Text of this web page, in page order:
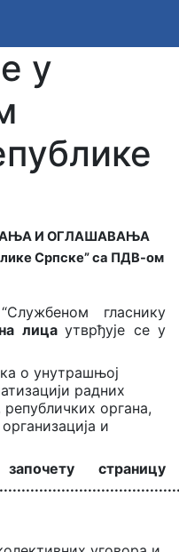
у
И ОГЛАШАВАЊА
Српске” са ПДВ-ом
“Службеном гласнику
лицаутврђује се у
о унутрашњој
радних
органа,
и
страницу